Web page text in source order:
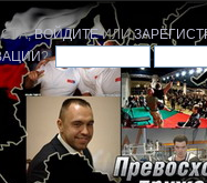
ВОЙДИТЕИЛИ
?